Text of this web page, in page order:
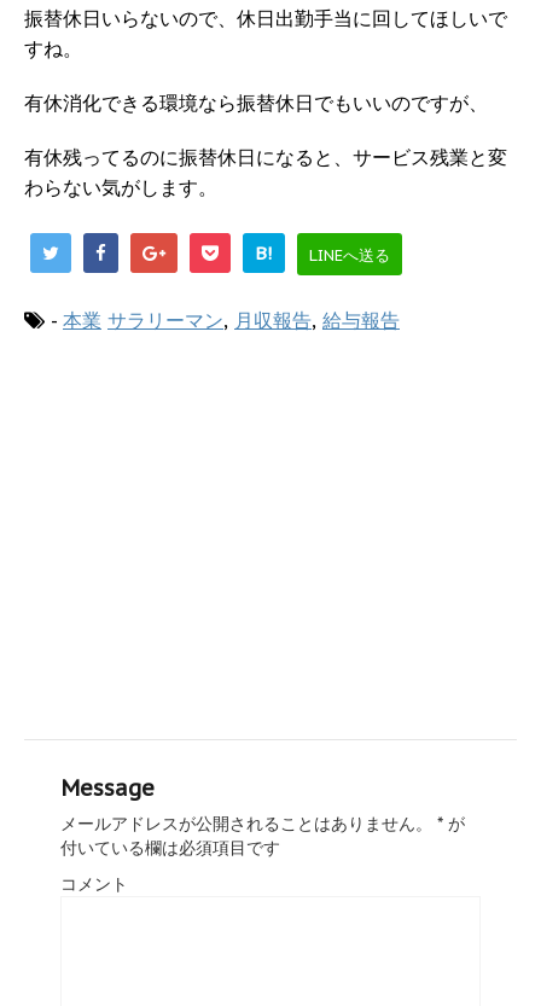
振替休日いらないので、休日出勤手当に回してほしいで
すね。
有休消化できる環境なら振替休日でもいいのですが、
有休残ってるのに振替休日になると、サービス残業と変
わらない気がします。
B! LINEへ送る
- 本業 サラリーマン, 月収報告, 給与報告
Message
メールアドレスが公開されることはありません。 * が
付いている欄は必須項目です
コメント